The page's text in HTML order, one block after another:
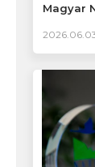
Magyar